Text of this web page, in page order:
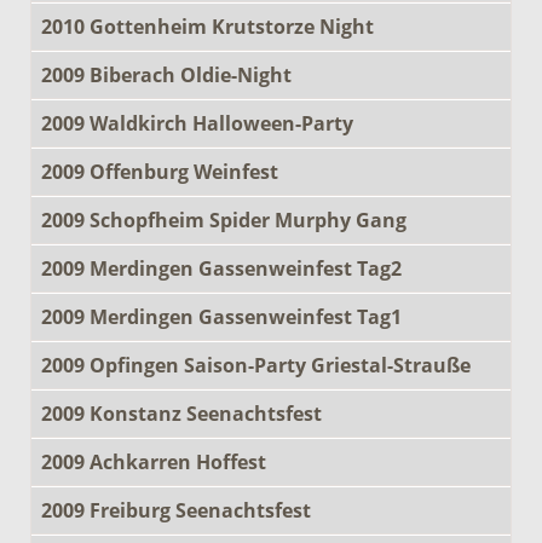
2010 Gottenheim Krutstorze Night
2009 Biberach Oldie-Night
2009 Waldkirch Halloween-Party
2009 Offenburg Weinfest
2009 Schopfheim Spider Murphy Gang
2009 Merdingen Gassenweinfest Tag2
2009 Merdingen Gassenweinfest Tag1
2009 Opfingen Saison-Party Griestal-Strauße
2009 Konstanz Seenachtsfest
2009 Achkarren Hoffest
2009 Freiburg Seenachtsfest